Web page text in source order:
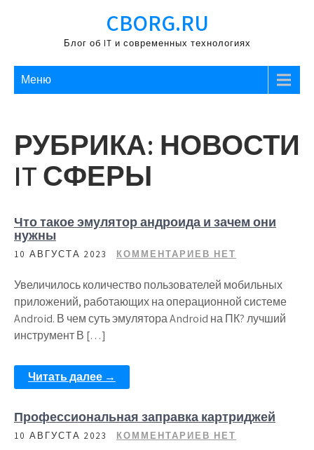
содержимому
CBORG.RU
Блог об IT и современных технологиях
Меню
РУБРИКА: НОВОСТИ
IT СФЕРЫ
Что такое эмулятор андроида и зачем они
нужны
10 АВГУСТА 2023 КОММЕНТАРИЕВ НЕТ
Увеличилось количество пользователей мобильных
приложений, работающих на операционной системе
Android. В чем суть эмулятора Android на ПК? лучший
инструмент В […]
Читать далее →
Профессиональная заправка картриджей
10 АВГУСТА 2023 КОММЕНТАРИЕВ НЕТ